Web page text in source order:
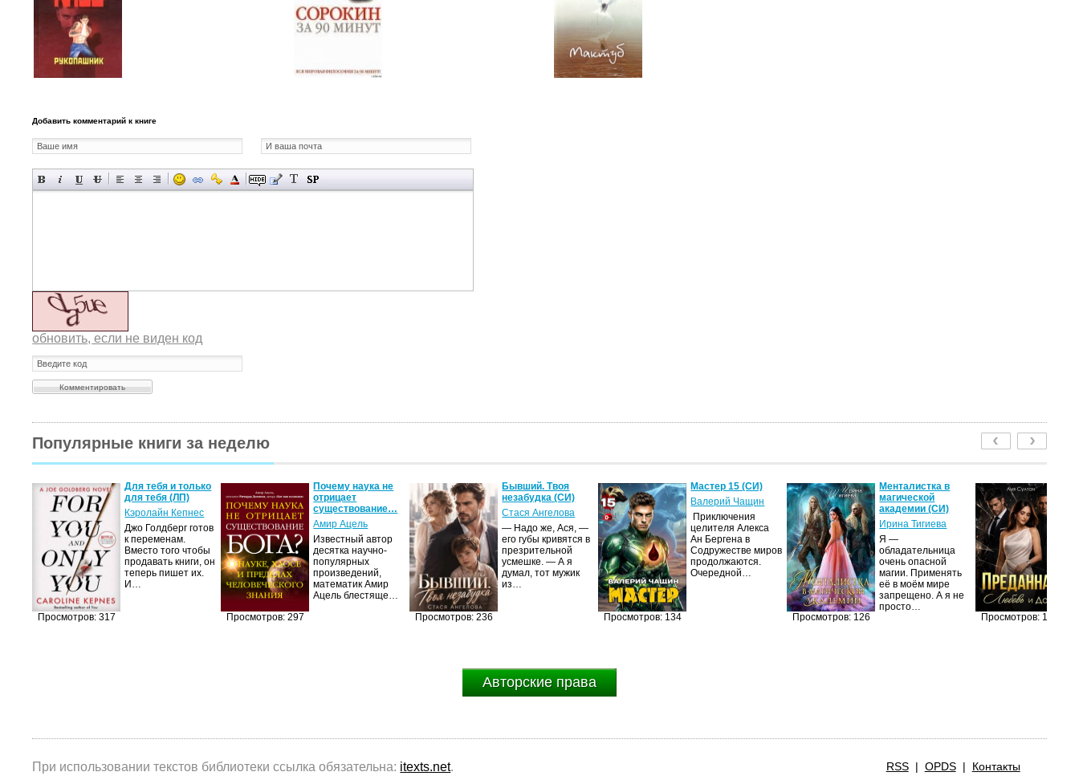
Добавить комментарий к книге
обновить, если не виден код
Популярные книги за неделю
Просмотров: 317
Для тебя и только
для тебя (ЛП)
Кэролайн Кепнес
Джо Голдберг готов
к переменам.
Вместо того чтобы
продавать книги, он
теперь пишет их.
И…
Просмотров: 297
Почему наука не
отрицает
существование…
Амир Ацель
Известный автор
десятка научно-
популярных
произведений,
математик Амир
Ацель блестяще…
Просмотров: 236
Бывший. Твоя
незабудка (СИ)
Стася Ангелова
— Надо же, Ася, —
его губы кривятся в
презрительной
усмешке. — А я
думал, тот мужик
из…
Просмотров: 134
Мастер 15 (СИ)
Валерий Чащин
Приключения
целителя Алекса
Ан Бергена в
Содружестве миров
продолжаются.
Очередной…
Просмотров: 126
Менталистка в
магической
академии (СИ)
Ирина Тигиева
Я —
обладательница
очень опасной
магии. Применять
её в моём мире
запрещено. А я не
просто…
Просмотров: 121
Авторские права
При использовании текстов библиотеки ссылка обязательна: itexts.net.
RSS| OPDS| Контакты